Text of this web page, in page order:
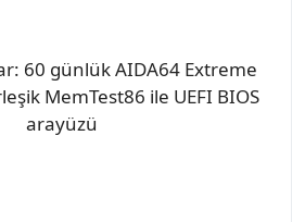
60 günlük AIDA64 Extreme
MemTest86 ile UEFI BIOS
arayüzü